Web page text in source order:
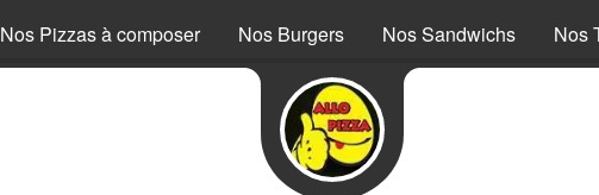
Nos Pizzas à composer Nos Burgers Nos Sandwichs Nos